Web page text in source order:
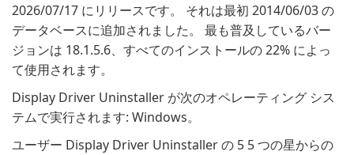
2026/07/17 にリリースです。 それは最初 2014/06/03 の
データベースに追加されました。 最も普及しているバー
ジョンは 18.1.5.6、すべてのインストールの 22% によっ
て使用されます。
Display Driver Uninstaller が次のオペレーティング シス
テムで実行されます: Windows。
ユーザー Display Driver Uninstaller の 5 5 つの星からの